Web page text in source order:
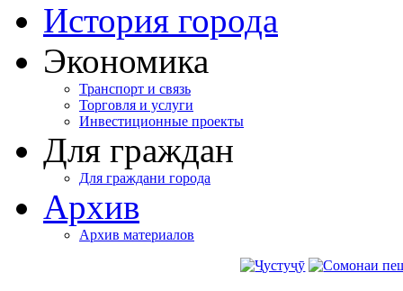
История города
Экономика
Транспорт и связь
Торговля и услуги
Инвестиционные проекты
Для граждан
Для граждани города
Архив
Архив материалов